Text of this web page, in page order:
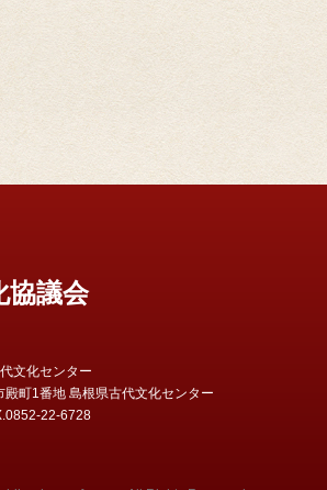
協議会
文化センター
町1番地 島根県古代文化センター
22-6728